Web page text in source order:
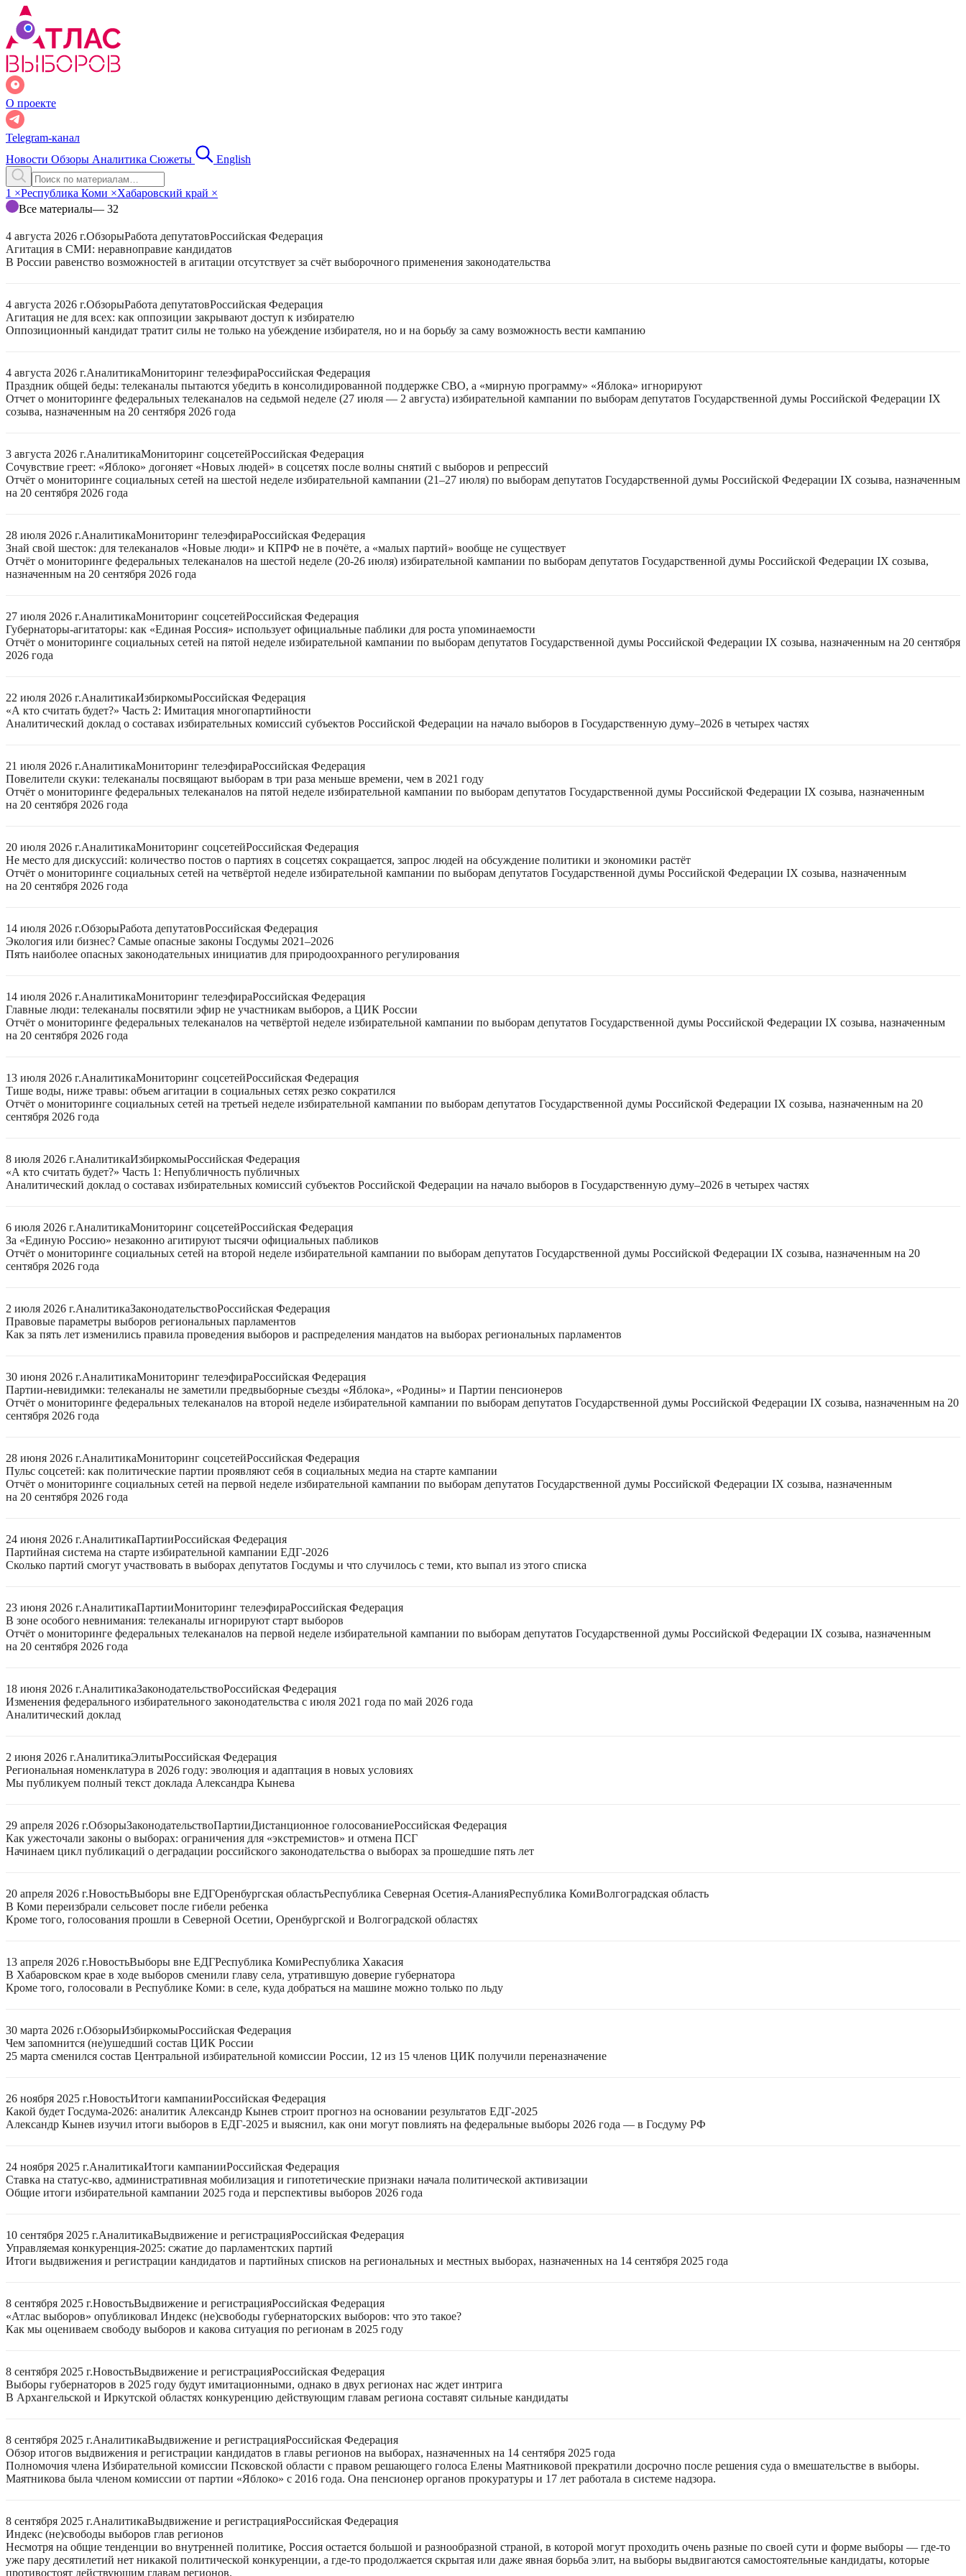
О проекте
Telegram-канал
Новости Обзоры Аналитика Сюжеты English
1 ×Республика Коми ×Хабаровский край ×
Все материалы— 32
4 августа 2026 г.ОбзорыРабота депутатовРоссийская Федерация
Агитация в СМИ: неравноправие кандидатов
В России равенство возможностей в агитации отсутствует за счёт выборочного применения законодательства
4 августа 2026 г.ОбзорыРабота депутатовРоссийская Федерация
Агитация не для всех: как оппозиции закрывают доступ к избирателю
Оппозиционный кандидат тратит силы не только на убеждение избирателя, но и на борьбу за саму возможность вести кампанию
4 августа 2026 г.АналитикаМониторинг телеэфираРоссийская Федерация
Праздник общей беды: телеканалы пытаются убедить в консолидированной поддержке СВО, а «мирную программу» «Яблока» игнорируют
Отчет о мониторинге федеральных телеканалов на седьмой неделе (27 июля — 2 августа) избирательной кампании по выборам депутатов Государственной думы Российской Федерации IX
созыва, назначенным на 20 сентября 2026 года
3 августа 2026 г.АналитикаМониторинг соцсетейРоссийская Федерация
Сочувствие греет: «Яблоко» догоняет «Новых людей» в соцсетях после волны снятий с выборов и репрессий
Отчёт о мониторинге социальных сетей на шестой неделе избирательной кампании (21–27 июля) по выборам депутатов Государственной думы Российской Федерации IX созыва, назначенным
на 20 сентября 2026 года
28 июля 2026 г.АналитикаМониторинг телеэфираРоссийская Федерация
Знай свой шесток: для телеканалов «Новые люди» и КПРФ не в почёте, а «малых партий» вообще не существует
Отчёт о мониторинге федеральных телеканалов на шестой неделе (20-26 июля) избирательной кампании по выборам депутатов Государственной думы Российской Федерации IX созыва,
назначенным на 20 сентября 2026 года
27 июля 2026 г.АналитикаМониторинг соцсетейРоссийская Федерация
Губернаторы-агитаторы: как «Единая Россия» использует официальные паблики для роста упоминаемости
Отчёт о мониторинге социальных сетей на пятой неделе избирательной кампании по выборам депутатов Государственной думы Российской Федерации IX созыва, назначенным на 20 сентября
2026 года
22 июля 2026 г.АналитикаИзбиркомыРоссийская Федерация
«А кто считать будет?» Часть 2: Имитация многопартийности
Аналитический доклад о составах избирательных комиссий субъектов Российской Федерации на начало выборов в Государственную думу–2026 в четырех частях
21 июля 2026 г.АналитикаМониторинг телеэфираРоссийская Федерация
Повелители скуки: телеканалы посвящают выборам в три раза меньше времени, чем в 2021 году
Отчёт о мониторинге федеральных телеканалов на пятой неделе избирательной кампании по выборам депутатов Государственной думы Российской Федерации IX созыва, назначенным
на 20 сентября 2026 года
20 июля 2026 г.АналитикаМониторинг соцсетейРоссийская Федерация
Не место для дискуссий: количество постов о партиях в соцсетях сокращается, запрос людей на обсуждение политики и экономики растёт
Отчёт о мониторинге социальных сетей на четвёртой неделе избирательной кампании по выборам депутатов Государственной думы Российской Федерации IX созыва, назначенным
на 20 сентября 2026 года
14 июля 2026 г.ОбзорыРабота депутатовРоссийская Федерация
Экология или бизнес? Самые опасные законы Госдумы 2021–2026
Пять наиболее опасных законодательных инициатив для природоохранного регулирования
14 июля 2026 г.АналитикаМониторинг телеэфираРоссийская Федерация
Главные люди: телеканалы посвятили эфир не участникам выборов, а ЦИК России
Отчёт о мониторинге федеральных телеканалов на четвёртой неделе избирательной кампании по выборам депутатов Государственной думы Российской Федерации IX созыва, назначенным
на 20 сентября 2026 года
13 июля 2026 г.АналитикаМониторинг соцсетейРоссийская Федерация
Тише воды, ниже травы: объем агитации в социальных сетях резко сократился
Отчёт о мониторинге социальных сетей на третьей неделе избирательной кампании по выборам депутатов Государственной думы Российской Федерации IX созыва, назначенным на 20
сентября 2026 года
8 июля 2026 г.АналитикаИзбиркомыРоссийская Федерация
«А кто считать будет?» Часть 1: Непубличность публичных
Аналитический доклад о составах избирательных комиссий субъектов Российской Федерации на начало выборов в Государственную думу–2026 в четырех частях
6 июля 2026 г.АналитикаМониторинг соцсетейРоссийская Федерация
За «Единую Россию» незаконно агитируют тысячи официальных пабликов
Отчёт о мониторинге социальных сетей на второй неделе избирательной кампании по выборам депутатов Государственной думы Российской Федерации IX созыва, назначенным на 20
сентября 2026 года
2 июля 2026 г.АналитикаЗаконодательствоРоссийская Федерация
Правовые параметры выборов региональных парламентов
Как за пять лет изменились правила проведения выборов и распределения мандатов на выборах региональных парламентов
30 июня 2026 г.АналитикаМониторинг телеэфираРоссийская Федерация
Партии-невидимки: телеканалы не заметили предвыборные съезды «Яблока», «Родины» и Партии пенсионеров
Отчёт о мониторинге федеральных телеканалов на второй неделе избирательной кампании по выборам депутатов Государственной думы Российской Федерации IX созыва, назначенным на 20
сентября 2026 года
28 июня 2026 г.АналитикаМониторинг соцсетейРоссийская Федерация
Пульс соцсетей: как политические партии проявляют себя в социальных медиа на старте кампании
Отчёт о мониторинге социальных сетей на первой неделе избирательной кампании по выборам депутатов Государственной думы Российской Федерации IX созыва, назначенным
на 20 сентября 2026 года
24 июня 2026 г.АналитикаПартииРоссийская Федерация
Партийная система на старте избирательной кампании ЕДГ-2026
Сколько партий смогут участвовать в выборах депутатов Госдумы и что случилось с теми, кто выпал из этого списка
23 июня 2026 г.АналитикаПартииМониторинг телеэфираРоссийская Федерация
В зоне особого невнимания: телеканалы игнорируют старт выборов
Отчёт о мониторинге федеральных телеканалов на первой неделе избирательной кампании по выборам депутатов Государственной думы Российской Федерации IX созыва, назначенным
на 20 сентября 2026 года
18 июня 2026 г.АналитикаЗаконодательствоРоссийская Федерация
Изменения федерального избирательного законодательства с июля 2021 года по май 2026 года
Аналитический доклад
2 июня 2026 г.АналитикаЭлитыРоссийская Федерация
Региональная номенклатура в 2026 году: эволюция и адаптация в новых условиях
Мы публикуем полный текст доклада Александра Кынева
29 апреля 2026 г.ОбзорыЗаконодательствоПартииДистанционное голосованиеРоссийская Федерация
Как ужесточали законы о выборах: ограничения для «экстремистов» и отмена ПСГ
Начинаем цикл публикаций о деградации российского законодательства о выборах за прошедшие пять лет
20 апреля 2026 г.НовостьВыборы вне ЕДГОренбургская областьРеспублика Северная Осетия-АланияРеспублика КомиВолгоградская область
В Коми переизбрали сельсовет после гибели ребенка
Кроме того, голосования прошли в Северной Осетии, Оренбургской и Волгоградской областях
13 апреля 2026 г.НовостьВыборы вне ЕДГРеспублика КомиРеспублика Хакасия
В Хабаровском крае в ходе выборов сменили главу села, утратившую доверие губернатора
Кроме того, голосовали в Республике Коми: в селе, куда добраться на машине можно только по льду
30 марта 2026 г.ОбзорыИзбиркомыРоссийская Федерация
Чем запомнится (не)ушедший состав ЦИК России
25 марта сменился состав Центральной избирательной комиссии России, 12 из 15 членов ЦИК получили переназначение
26 ноября 2025 г.НовостьИтоги кампанииРоссийская Федерация
Какой будет Госдума-2026: аналитик Александр Кынев строит прогноз на основании результатов ЕДГ-2025
Александр Кынев изучил итоги выборов в ЕДГ-2025 и выяснил, как они могут повлиять на федеральные выборы 2026 года — в Госдуму РФ
24 ноября 2025 г.АналитикаИтоги кампанииРоссийская Федерация
Ставка на статус-кво, административная мобилизация и гипотетические признаки начала политической активизации
Общие итоги избирательной кампании 2025 года и перспективы выборов 2026 года
10 сентября 2025 г.АналитикаВыдвижение и регистрацияРоссийская Федерация
Управляемая конкуренция-2025: сжатие до парламентских партий
Итоги выдвижения и регистрации кандидатов и партийных списков на региональных и местных выборах, назначенных на 14 сентября 2025 года
8 сентября 2025 г.НовостьВыдвижение и регистрацияРоссийская Федерация
«Атлас выборов» опубликовал Индекс (не)свободы губернаторских выборов: что это такое?
Как мы оцениваем свободу выборов и какова ситуация по регионам в 2025 году
8 сентября 2025 г.НовостьВыдвижение и регистрацияРоссийская Федерация
Выборы губернаторов в 2025 году будут имитационными, однако в двух регионах нас ждет интрига
В Архангельской и Иркутской областях конкуренцию действующим главам региона составят сильные кандидаты
8 сентября 2025 г.АналитикаВыдвижение и регистрацияРоссийская Федерация
Обзор итогов выдвижения и регистрации кандидатов в главы регионов на выборах, назначенных на 14 сентября 2025 года
Полномочия члена Избирательной комиссии Псковской области с правом решающего голоса Елены Маятниковой прекратили досрочно после решения суда о вмешательстве в выборы.
Маятникова была членом комиссии от партии «Яблоко» с 2016 года. Она пенсионер органов прокуратуры и 17 лет работала в системе надзора.
8 сентября 2025 г.АналитикаВыдвижение и регистрацияРоссийская Федерация
Индекс (не)свободы выборов глав регионов
Несмотря на общие тенденции во внутренней политике, Россия остается большой и разнообразной страной, в которой могут проходить очень разные по своей сути и форме выборы — где-то
уже пару десятилетий нет никакой политической конкуренции, а где-то продолжается скрытая или даже явная борьба элит, на выборы выдвигаются самостоятельные кандидаты, которые
противостоят действующим главам регионов.